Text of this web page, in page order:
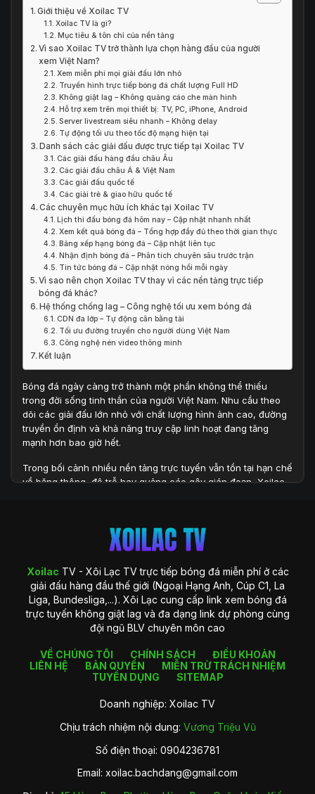
Giới thiệu về Xoilac TV
Xoilac TV là gì?
Mục tiêu & tôn chỉ của nền tảng
Vì sao Xoilac TV trở thành lựa chọn hàng đầu của người
xem Việt Nam?
Xem miễn phí mọi giải đấu lớn nhỏ
Truyền hình trực tiếp bóng đá chất lượng Full HD
Không giật lag – Không quảng cáo che màn hình
Hỗ trợ xem trên mọi thiết bị: TV, PC, iPhone, Android
Server livestream siêu nhanh – Không delay
Tự động tối ưu theo tốc độ mạng hiện tại
Danh sách các giải đấu được trực tiếp tại Xoilac TV
Các giải đấu hàng đầu châu Âu
Các giải đấu châu Á & Việt Nam
Các giải đấu quốc tế
Các giải trẻ & giao hữu quốc tế
Các chuyên mục hữu ích khác tại Xoilac TV
Lịch thi đấu bóng đá hôm nay – Cập nhật nhanh nhất
Xem kết quả bóng đá – Tổng hợp đầy đủ theo thời gian thực
Bảng xếp hạng bóng đá – Cập nhật liên tục
Nhận định bóng đá – Phân tích chuyên sâu trước trận
Tin tức bóng đá – Cập nhật nóng hổi mỗi ngày
Vì sao nên chọn Xoilac TV thay vì các nền tảng trực tiếp
bóng đá khác?
Hệ thống chống lag – Công nghệ tối ưu xem bóng đá
CDN đa lớp – Tự động cân bằng tải
Tối ưu đường truyền cho người dùng Việt Nam
Công nghệ nén video thông minh
Kết luận
Bóng đá ngày càng trở thành một phần không thể thiếu
trong đời sống tinh thần của người Việt Nam. Nhu cầu theo
dõi các giải đấu lớn nhỏ với chất lượng hình ảnh cao, đường
truyền ổn định và khả năng truy cập linh hoạt đang tăng
mạnh hơn bao giờ hết.
Trong bối cảnh nhiều nền tảng trực tuyến vẫn tồn tại hạn chế
về băng thông, độ trễ hay quảng cáo gây gián đoạn, Xoilac
dữ liệu phong phú, Xoilac TV không chỉ là một website xem
bóng đá, mà còn là một trung tâm thông tin chuyên sâu
dành cho người hâm mộ bóng đá tại Việt Nam.
Giới thiệu về Xoilac TV
Xoilac TV là gì?
Xoilac TV - Xôi Lạc TV trực tiếp bóng đá miễn phí ở các
giải đấu hàng đầu thế giới (Ngoại Hạng Anh, Cúp C1, La
Liga, Bundesliga,...). Xôi Lạc cung cấp link xem bóng đá
trực tuyến không giật lag và đa dạng link dự phòng cùng
đội ngũ BLV chuyên môn cao
VỀ CHÚNG TÔI CHÍNH SÁCH
ĐIỀU KHOẢN
LIÊN HỆ
BẢN QUYỀN
MIỄN TRỪ TRÁCH NHIỆM
TUYỂN DỤNG
SITEMAP
Doanh nghiệp: Xoilac TV
Chịu trách nhiệm nội dung: Vương Triệu Vũ
Số điện thoại: 0904236781
Email: xoilac.bachdang@gmail.com